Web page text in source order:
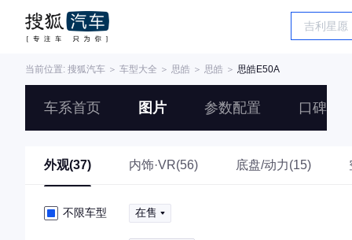
当前位置: 搜狐汽车 ＞ 车型大全 ＞ 思皓 ＞ 思皓 ＞ 思皓E50A
车系首页 图片 参数配置 口碑
外观(37) 内饰·VR(56) 底盘/动力(15)
不限车型 在售